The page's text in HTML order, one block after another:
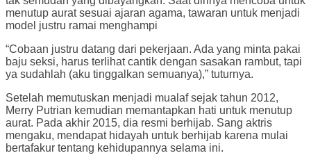
menutup aurat sesuai ajaran agama, tawaran untuk menjadi
model justru ramai menghampi
“Cobaan justru datang dari pekerjaan. Ada yang minta pakai
baju seksi, harus terlihat cantik dengan sasakan rambut, tapi
ya sudahlah (aku tinggalkan semuanya),” tuturnya.
Setelah memutuskan menjadi mualaf sejak tahun 2012,
Merry Putrian kemudian memantapkan hati untuk menutup
aurat. Pada akhir 2015, dia resmi berhijab. Sang aktris
mengaku, mendapat hidayah untuk berhijab karena mulai
bertafakur tentang kehidupannya selama ini.